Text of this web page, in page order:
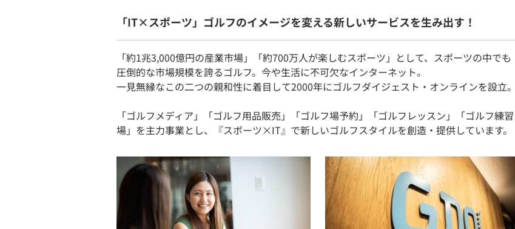
「IT×スポーツ」ゴルフのイメージを変える新しいサービスを生み出す！
「約1兆3,000億円の産業市場」「約700万人が楽しむスポーツ」として、スポーツの中でも
圧倒的な市場規模を誇るゴルフ。今や生活に不可欠なインターネット。
一見無縁なこの二つの親和性に着目して2000年にゴルフダイジェスト・オンラインを設立。
「ゴルフメディア」「ゴルフ用品販売」「ゴルフ場予約」「ゴルフレッスン」「ゴルフ練習
場」を主力事業とし、『スポーツ×IT』で新しいゴルフスタイルを創造・提供しています。